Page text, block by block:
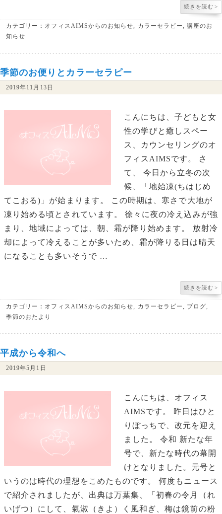
続きを読む >
カテゴリー： オフィスAIMSからのお知らせ カラーセラピー ,講座のお
知らせ
季節のお便りとカラーセラピー
2019年11月13日
こんにちは、子どもと女
性の学びと癒しスペー
ス、カウンセリングのオ
フィスAIMSです。 さ
て、 今日から立冬の次
候、「地始凍(ちはじめ
てこおる)」が始まります。 この時期は、寒さで大地が
凍り始める頃とされています。 徐々に夜の冷え込みが強
まり、地域によっては、朝、霜が降り始めます。 放射冷
却によって冷えることが多いため、霜が降りる日は晴天
になることも多いそうで …
続きを読む >
カテゴリー： オフィスAIMSからのお知らせ, カラーセラピー, ブログ,
季節のおたより
平成から令和へ
2019年5月1日
こんにちは、オフィス
AIMSです。 昨日はひと
りぼっちで、改元を迎え
ました。 令和 新たな年
号で、新たな時代の幕開
けとなりました。元号と
いうのは時代の理想をこめたものです。 何度もニュース
で紹介されましたが、出典は万葉集、「初春の令月（れ
いげつ）にして、氣淑（きよ）く風和ぎ、梅は鏡前の粉